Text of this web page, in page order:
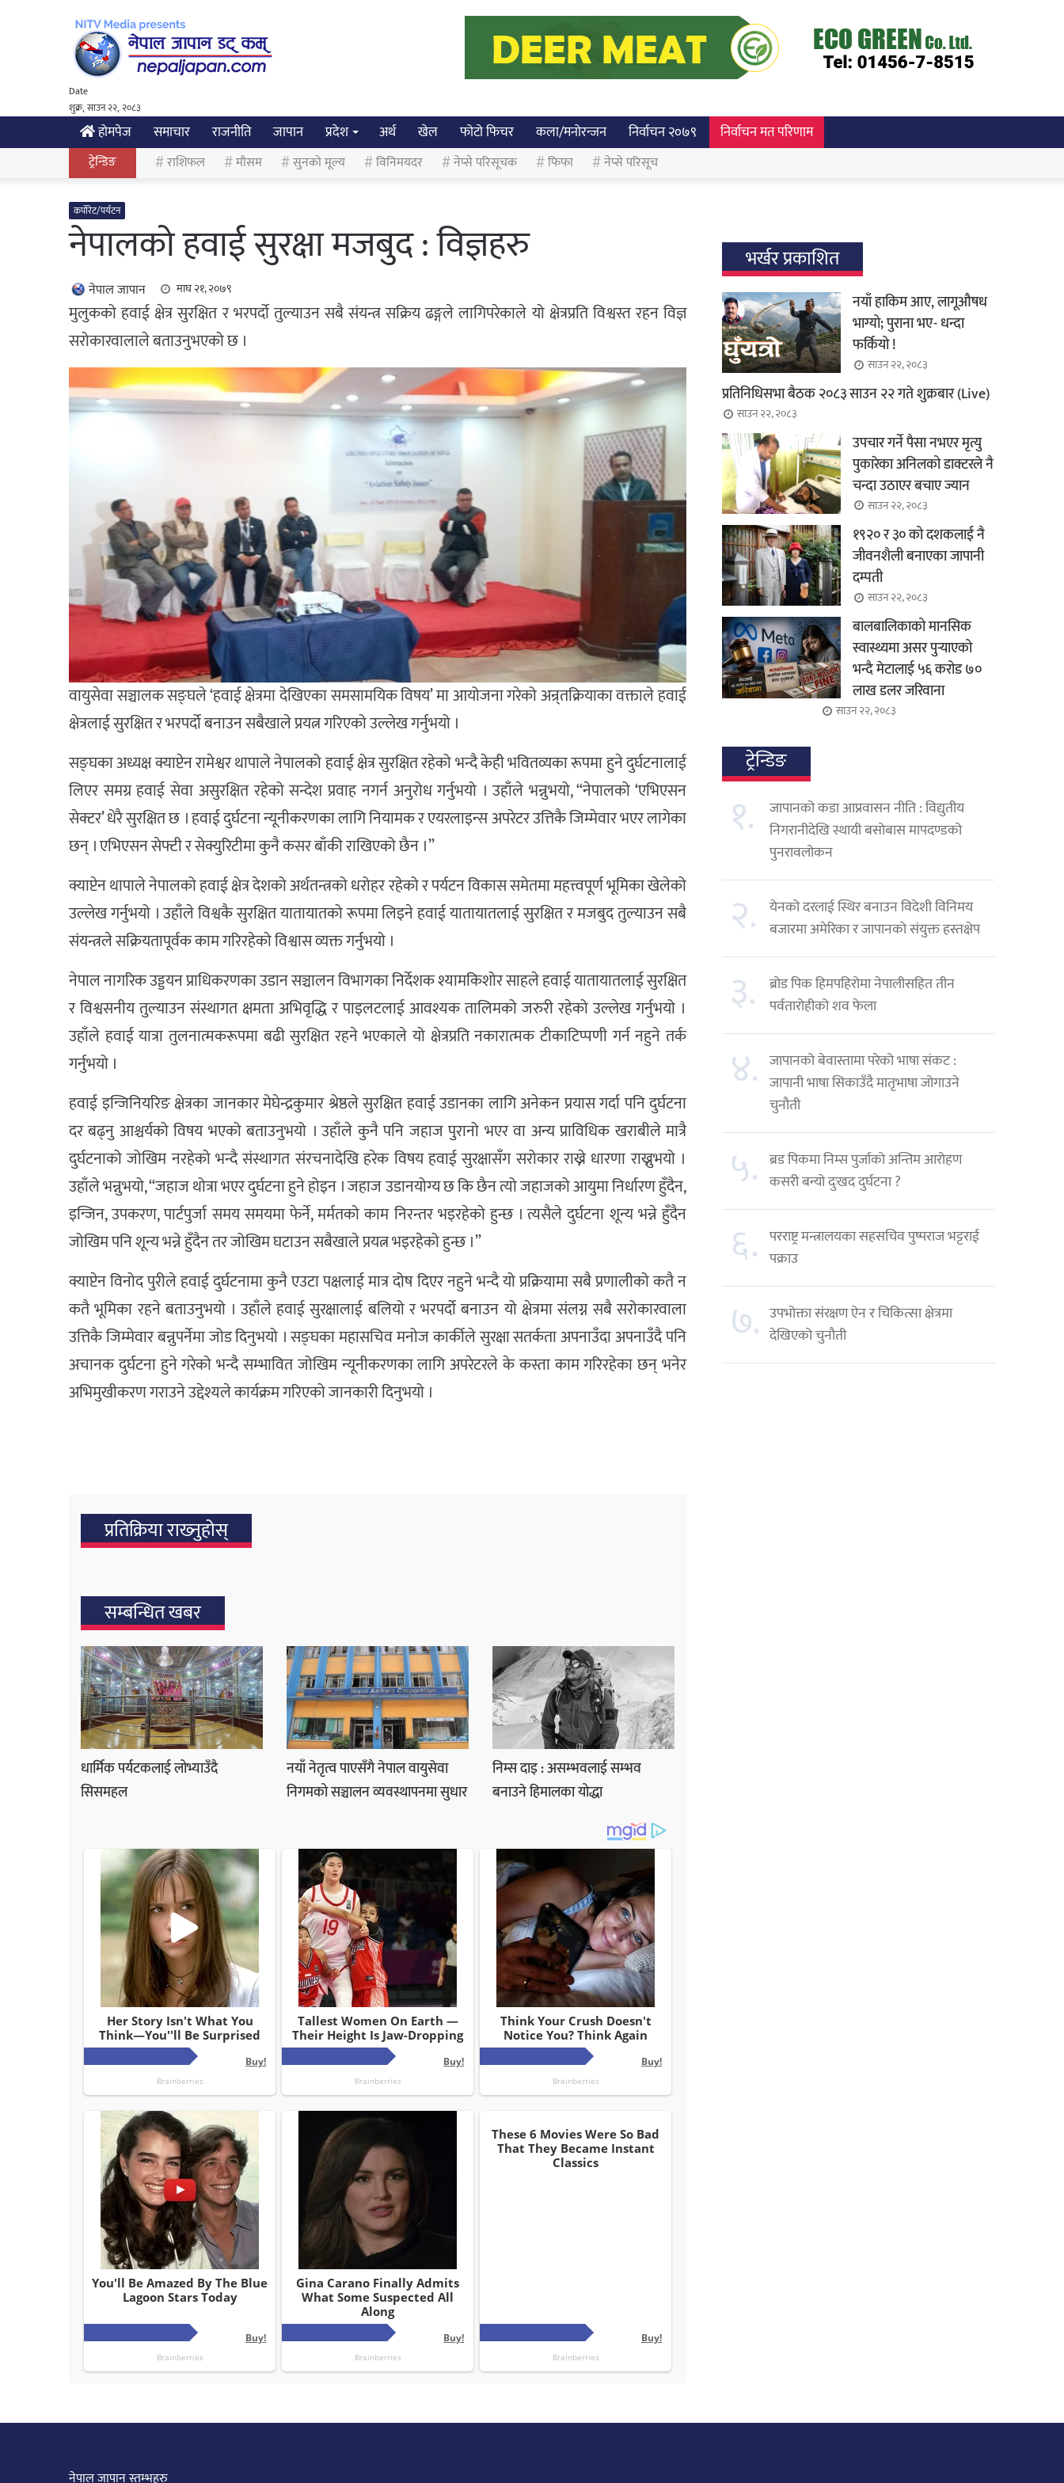
Date
शुक्र, साउन २२, २०८३
होमपेज समाचार राजनीति जापान प्रदेश अर्थ खेल फोटो फिचर कला/मनोरन्जन निर्वाचन २०७९ निर्वाचन मत परिणाम
ट्रेन्डिङ राशिफल मौसम सुनको मूल्य विनिमयदर नेप्से परिसूचक फिफा नेप्से परिसूच
कर्पोरेट/पर्यटन
नेपालको हवाई सुरक्षा मजबुद : विज्ञहरु
नेपाल जापान माघ २१, २०७९
मुलुकको हवाई क्षेत्र सुरक्षित र भरपर्दो तुल्याउन सबै संयन्त्र सक्रिय ढङ्गले लागिपरेकाले यो क्षेत्रप्रति विश्वस्त रहन विज्ञ
सरोकारवालाले बताउनुभएको छ ।
वायुसेवा सञ्चालक सङ्घले ‘हवाई क्षेत्रमा देखिएका समसामयिक विषय’ मा आयोजना गरेको अन्र्तक्रियाका वक्ताले हवाई
क्षेत्रलाई सुरक्षित र भरपर्दो बनाउन सबैखाले प्रयत्न गरिएको उल्लेख गर्नुभयो ।
सङ्घका अध्यक्ष क्याप्टेन रामेश्वर थापाले नेपालको हवाई क्षेत्र सुरक्षित रहेको भन्दै केही भवितव्यका रूपमा हुने दुर्घटनालाई
लिएर समग्र हवाई सेवा असुरक्षित रहेको सन्देश प्रवाह नगर्न अनुरोध गर्नुभयो । उहाँले भन्नुभयो, “नेपालको ‘एभिएसन
सेक्टर’ धेरै सुरक्षित छ । हवाई दुर्घटना न्यूनीकरणका लागि नियामक र एयरलाइन्स अपरेटर उत्तिकै जिम्मेवार भएर लागेका
छन् । एभिएसन सेफ्टी र सेक्युरिटीमा कुनै कसर बाँकी राखिएको छैन ।”
क्याप्टेन थापाले नेपालको हवाई क्षेत्र देशको अर्थतन्त्रको धरोहर रहेको र पर्यटन विकास समेतमा महत्त्वपूर्ण भूमिका खेलेको
उल्लेख गर्नुभयो । उहाँले विश्वकै सुरक्षित यातायातको रूपमा लिइने हवाई यातायातलाई सुरक्षित र मजबुद तुल्याउन सबै
संयन्त्रले सक्रियतापूर्वक काम गरिरहेको विश्वास व्यक्त गर्नुभयो ।
नेपाल नागरिक उड्डयन प्राधिकरणका उडान सञ्चालन विभागका निर्देशक श्यामकिशोर साहले हवाई यातायातलाई सुरक्षित
र विश्वसनीय तुल्याउन संस्थागत क्षमता अभिवृद्धि र पाइलटलाई आवश्यक तालिमको जरुरी रहेको उल्लेख गर्नुभयो ।
उहाँले हवाई यात्रा तुलनात्मकरूपमा बढी सुरक्षित रहने भएकाले यो क्षेत्रप्रति नकारात्मक टीकाटिप्पणी गर्न नहुने तर्क
गर्नुभयो ।
हवाई इन्जिनियरिङ क्षेत्रका जानकार मेघेन्द्रकुमार श्रेष्ठले सुरक्षित हवाई उडानका लागि अनेकन प्रयास गर्दा पनि दुर्घटना
दर बढ्नु आश्चर्यको विषय भएको बताउनुभयो । उहाँले कुनै पनि जहाज पुरानो भएर वा अन्य प्राविधिक खराबीले मात्रै
दुर्घटनाको जोखिम नरहेको भन्दै संस्थागत संरचनादेखि हरेक विषय हवाई सुरक्षासँग सरोकार राख्ने धारणा राख्नुभयो ।
उहाँले भन्नुभयो, “जहाज थोत्रा भएर दुर्घटना हुने होइन । जहाज उडानयोग्य छ कि छैन त्यो जहाजको आयुमा निर्धारण हुँदैन,
इन्जिन, उपकरण, पार्टपुर्जा समय समयमा फेर्ने, मर्मतको काम निरन्तर भइरहेको हुन्छ । त्यसैले दुर्घटना शून्य भन्ने हुँदैन
जोखिम पनि शून्य भन्ने हुँदैन तर जोखिम घटाउन सबैखाले प्रयत्न भइरहेको हुन्छ ।”
क्याप्टेन विनोद पुरीले हवाई दुर्घटनामा कुनै एउटा पक्षलाई मात्र दोष दिएर नहुने भन्दै यो प्रक्रियामा सबै प्रणालीको कतै न
कतै भूमिका रहने बताउनुभयो । उहाँले हवाई सुरक्षालाई बलियो र भरपर्दो बनाउन यो क्षेत्रमा संलग्न सबै सरोकारवाला
उत्तिकै जिम्मेवार बन्नुपर्नेमा जोड दिनुभयो । सङ्घका महासचिव मनोज कार्कीले सुरक्षा सतर्कता अपनाउँदा अपनाउँदै पनि
अचानक दुर्घटना हुने गरेको भन्दै सम्भावित जोखिम न्यूनीकरणका लागि अपरेटरले के कस्ता काम गरिरहेका छन् भनेर
अभिमुखीकरण गराउने उद्देश्यले कार्यक्रम गरिएको जानकारी दिनुभयो ।
प्रतिक्रिया राख्‍नुहोस्
सम्बन्धित खबर
धार्मिक पर्यटकलाई लोभ्याउँदै
सिसमहल
नयाँ नेतृत्व पाएसँगै नेपाल वायुसेवा
निगमको सञ्चालन व्यवस्थापनमा सुधार
निम्स दाइ : असम्भवलाई सम्भव
बनाउने हिमालका योद्धा
भर्खर प्रकाशित
नयाँ हाकिम आए, लागूऔषध
भाग्यो; पुराना भए- धन्दा
फर्कियो !
साउन २२, २०८३
प्रतिनिधिसभा बैठक २०८३ साउन २२ गते शुक्रबार (Live)
साउन २२, २०८३
उपचार गर्ने पैसा नभएर मृत्यु
पुकारेका अनिलको डाक्टरले नै
चन्दा उठाएर बचाए ज्यान
साउन २२, २०८३
१९२० र ३० को दशकलाई नै
जीवनशैली बनाएका जापानी
दम्पती
साउन २२, २०८३
बालबालिकाको मानसिक
स्वास्थ्यमा असर पुर्‍याएको
भन्दै मेटालाई ५६ करोड ७०
लाख डलर जरिवाना
साउन २२, २०८३
ट्रेन्डिङ
१.
जापानको कडा आप्रवासन नीति : विद्युतीय
निगरानीदेखि स्थायी बसोबास मापदण्डको
पुनरावलोकन
२.
येनको दरलाई स्थिर बनाउन विदेशी विनिमय
बजारमा अमेरिका र जापानको संयुक्त हस्तक्षेप
३.
ब्रोड पिक हिमपहिरोमा नेपालीसहित तीन
पर्वतारोहीको शव फेला
४. जापानको बेवास्तामा परेको भाषा संकट :
जापानी भाषा सिकाउँदै मातृभाषा जोगाउने
चुनौती
५. ब्रड पिकमा निम्स पुर्जाको अन्तिम आरोहण
कसरी बन्यो दुःखद दुर्घटना ?
६. परराष्ट्र मन्त्रालयका सहसचिव पुष्पराज भट्टराई
पक्राउ
७. उपभोक्ता संरक्षण ऐन र चिकित्सा क्षेत्रमा
देखिएको चुनौती
नेपाल जापान स्तम्भहरु